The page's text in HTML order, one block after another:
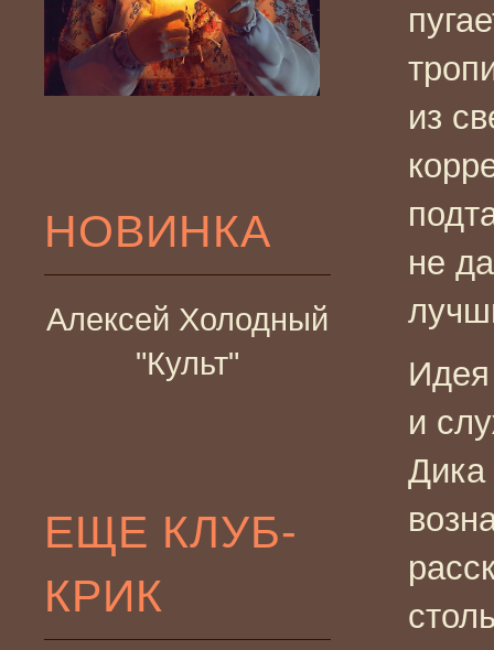
НОВИНКА
Алексей Холодный
"Культ"
ЕЩЕ КЛУБ-
КРИК
из
не
Идея
и
Дика